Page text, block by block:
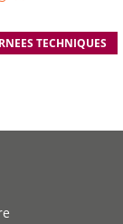
TECHNIQUES